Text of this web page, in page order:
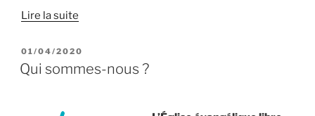
Lire la suite
PUBLIÉ
LE
01/04/2020
Qui sommes-nous ?